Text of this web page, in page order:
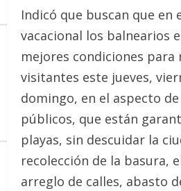
Indicó que buscan que en
vacacional los balnearios
mejores condiciones para
visitantes este jueves,
domingo, en el aspecto
públicos, que están
playas, sin descuidar la
recolección de la basura,
arreglo de calles, abasto